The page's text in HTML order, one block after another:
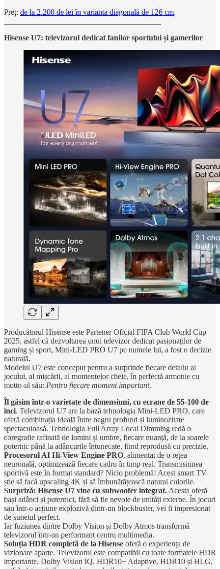
Preț: de la 2.200 de lei în varianta diagonală de 126 cm.
Hisense U7: televizorul dedicat fanilor sportului și gamerilor
Producătorul Hisense este Partener Oficial FIFA Club World Cup
2025, astfel că dezvoltarea unui televizor dedicat pasionaților de
gaming și sport, Mini-LED PRO U7 pe numele lui, a fost o decizie
naturală.
Modelul U7 este conceput pentru a surprinde fiecare detaliu al
jocului, al mișcării, al momentelor cheie, în perfectă armonie cu
motto-ul său: Pentru fiecare moment important.
Îl găsim într-o varietate de dimensiuni, cu ecrane de 55-100 de
inci. Televizorul U7 are la bază tehnologia Mini-LED PRO, care
oferă combinația ideală între negru profund și luminozitate
spectaculoasă. Tehnologia Full Array Local Dimming redă o
coregrafie rafinată de lumini și umbre, fiecare nuanță, de la soarele
puternic până la adâncurile întunecate, fiind reprodusă cu precizie.
Procesorul AI Hi-View Engine PRO, alimentat de o rețea
neuronală, optimizează fiecare cadru în timp real. Transmisiunea
sportivă este în format standard? Nicio problemă! Acest smart TV
știe să facă upscaling 4K și să îmbunătățească natural culorile.
Surpriză: Hisense U7 vine cu subwoofer integrat. Acesta oferă
bași adânci și puternici, fără să fie nevoie de unități externe. În jocuri
sau într-o acțiune explozivă dintr-un blockbuster, vei fi impresionat
de sunetul perfect.
Iar fuziunea dintre Dolby Vision și Dolby Atmos transformă
televizorul într-un performant centru multimedia.
Soluția HDR completă de la Hisense oferă o experiența de
vizionare aparte. Televizorul este compatibil cu toate formatele HDR
importante, Dolby Vision IQ, HDR10+ Adaptive, HDR10 și HLG,